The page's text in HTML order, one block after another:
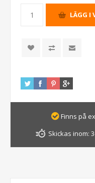
Finns på
Skickas inom: